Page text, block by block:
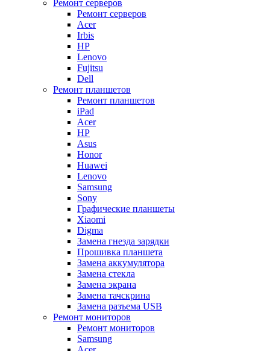
Ремонт серверов
Ремонт серверов
Acer
Irbis
HP
Lenovo
Fujitsu
Dell
Ремонт планшетов
Ремонт планшетов
iPad
Acer
HP
Asus
Honor
Huawei
Lenovo
Samsung
Sony
Графические планшеты
Xiaomi
Digma
Замена гнезда зарядки
Прошивка планшета
Замена аккумулятора
Замена стекла
Замена экрана
Замена тачскрина
Замена разъема USB
Ремонт мониторов
Ремонт мониторов
Samsung